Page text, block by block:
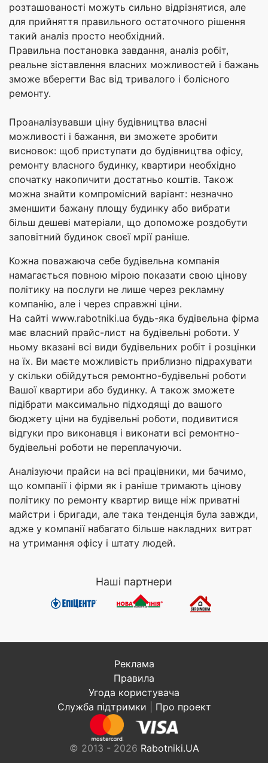
розташованості можуть сильно відрізнятися, але
для прийняття правильного остаточного рішення
такий аналіз просто необхідний.
Правильна постановка завдання, аналіз робіт,
реальне зіставлення власних можливостей і бажань
зможе вберегти Вас від тривалого і болісного
ремонту.
Проаналізувавши ціну будівництва власні
можливості і бажання, ви зможете зробити
висновок: щоб приступати до будівництва офісу,
ремонту власного будинку, квартири необхідно
спочатку накопичити достатньо коштів. Також
можна знайти компромісний варіант: незначно
зменшити бажану площу будинку або вибрати
більш дешеві матеріали, що допоможе роздобути
заповітний будинок своєї мрії раніше.
Кожна поважаюча себе будівельна компанія
намагається повною мірою показати свою цінову
політику на послуги не лише через рекламну
компанію, але і через справжні ціни.
На сайті www.rabotniki.ua будь-яка будівельна фірма
має власний прайс-лист на будівельні роботи. У
ньому вказані всі види будівельних робіт і розцінки
на їх. Ви маєте можливість приблизно підрахувати
у скільки обійдуться ремонтно-будівельні роботи
Вашої квартири або будинку. А також зможете
підібрати максимально підходящі до вашого
бюджету ціни на будівельні роботи, подивитися
відгуки про виконавця і виконати всі ремонтно-
будівельні роботи не переплачуючи.
Аналізуючи прайси на всі працівники, ми бачимо,
що компанії і фірми як і раніше тримають цінову
політику по ремонту квартир вище ніж приватні
майстри і бригади, але така тенденція була завжди,
адже у компанії набагато більше накладних витрат
на утримання офісу і штату людей.
Наші партнери
Реклама
Правила
Угода користувача
Служба підтримки
Про проект
© 2013 - 2026 Rabotniki.UA